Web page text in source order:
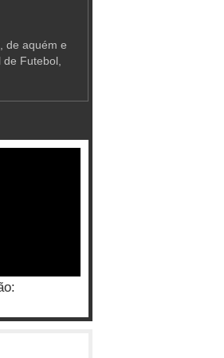
de aquém e
Futebol,